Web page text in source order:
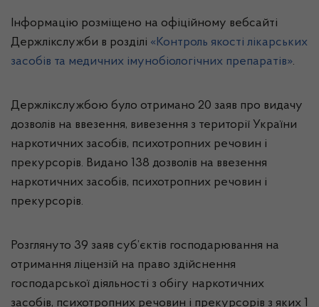
Інформацію розміщено на офіційному вебсайті
Держлікслужби в розділі «Контроль якості лікарських
засобів та медичних імунобіологічних препаратів».
Держлікслужбою було отримано 20 заяв про видачу
дозволів на ввезення, вивезення з території України
наркотичних засобів, психотропних речовин і
прекурсорів. Видано 138 дозволів на ввезення
наркотичних засобів, психотропних речовин і
прекурсорів.
Розглянуто 39 заяв суб’єктів господарювання на
отримання ліцензій на право здійснення
господарської діяльності з обігу наркотичних
засобів, психотропних речовин і прекурсорів з яких 1